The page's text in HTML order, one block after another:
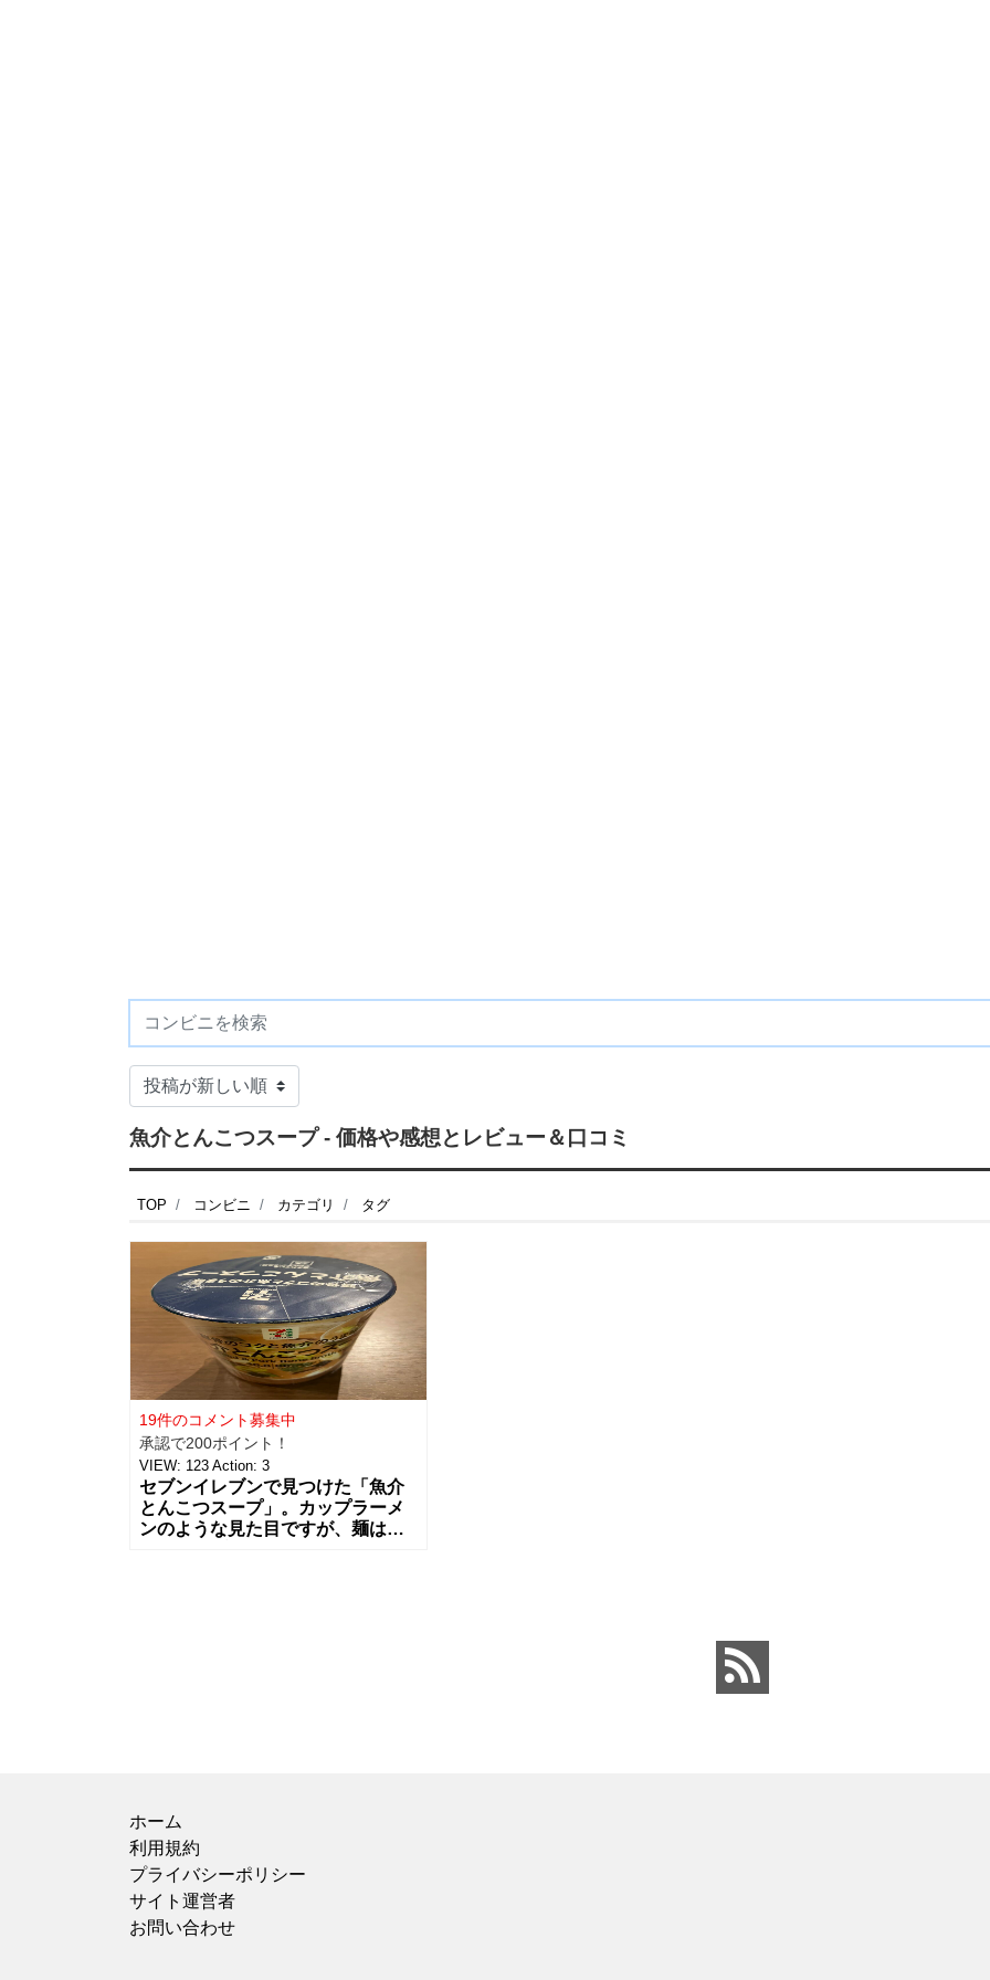
魚介とんこつスープ - 価格や感想とレビュー＆口コミ
TOP コンビニ カテゴリ タグ
19件のコメント募集中
承認で200ポイント！
VIEW: 123 Action: 3
セブンイレブンで見つけた「魚介
とんこつスープ」。カップラーメ
ンのような見た目ですが、麺はな
ホーム
利用規約
プライバシーポリシー
サイト運営者
お問い合わせ